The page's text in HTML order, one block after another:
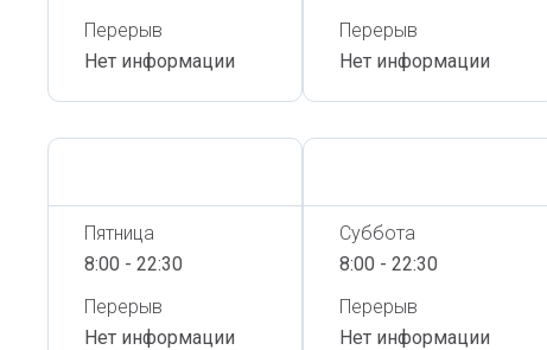
Перерыв
Нет информации
Перерыв
Нет информации
Пятница
8:00 - 22:30
Перерыв
Нет информации
Суббота
8:00 - 22:30
Перерыв
Нет информации